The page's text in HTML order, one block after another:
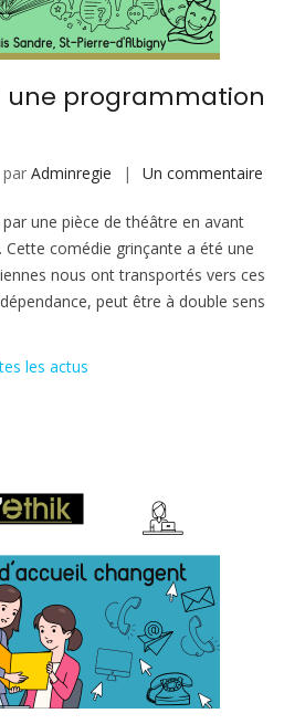
une programmation
par Adminregie Un commentaire
une pièce de théâtre en avant
Cette comédie grinçante a été une
nous ont transportés vers ces
peut être à double sens
les actus